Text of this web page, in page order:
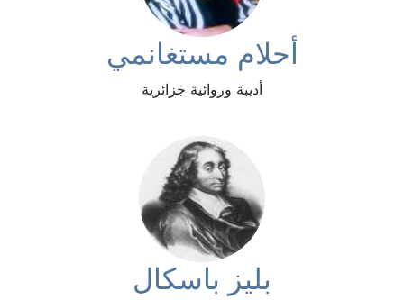
أحلام مستغانمي
أديبة وروائية جزائرية
بليز باسكال